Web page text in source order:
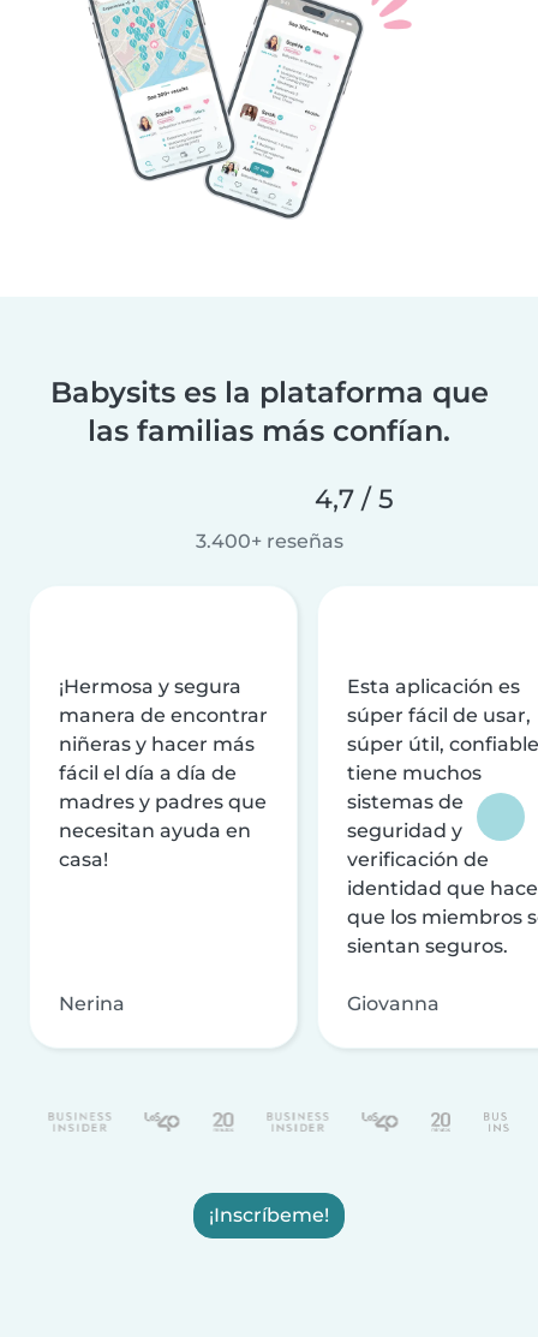
Babysits es la plataforma que
las familias más confían.
4,7 / 5
3.400+ reseñas
¡Hermosa y segura
manera de encontrar
niñeras y hacer más
fácil el día a día de
madres y padres que
necesitan ayuda en
casa!
Nerina
Esta aplicación es
súper fácil de usar,
súper útil,
tiene muchos
sistemas de
seguridad y
verificación de
identidad que
que los miembros
sientan seguros.
Giovanna
¡Inscríbeme!